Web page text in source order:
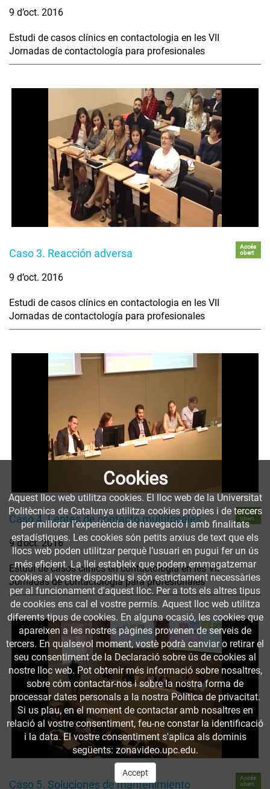
9 d’oct. 2016
Estudi de casos clínics en contactologia en les VII
Jornadas de contactología para profesionales
Caso 3. Reacción adversa
Accés
obert
9 d’oct. 2016
Estudi de casos clínics en contactologia en les VII
Jornadas de contactología para profesionales
Caso 4. Lentes de contacto multifocales
Accés
obert
9 d’oct. 2016
Estudi de casos clínics en contactologia en les VII
Jornadas de contactología para profesionales
Caso 5. Soluciones de mantenimiento
Accés
obert
Cookies
Aquest lloc web utilitza cookies. El lloc web de la Universitat
Politècnica de Catalunya utilitza cookies pròpies i de tercers
per millorar l’experiència de navegació i amb finalitats
estadístiques. Les cookies són petits arxius de text que els
llocs web poden utilitzar perquè l’usuari en pugui fer un ús
més eficient. La llei estableix que podem emmagatzemar
cookies al vostre dispositiu si són estrictament necessàries
per al funcionament d'aquest lloc. Per a tots els altres tipus
de cookies ens cal el vostre permís. Aquest lloc web utilitza
diferents tipus de cookies. En alguna ocasió, les cookies que
apareixen a les nostres pàgines provenen de serveis de
tercers. En qualsevol moment, vostè podrà canviar o retirar el
seu consentiment de la Declaració sobre ús de cookies al
nostre lloc web. Pot obtenir més informació sobre nosaltres,
sobre cóm contactar-nos i sobre la nostra forma de
processar dates personals a la nostra Política de privacitat.
Si us plau, en el moment de contactar amb nosaltres en
relació al vostre consentiment, feu-ne constar la identificació
i la data. El vostre consentiment s'aplica als dominis
següents: zonavideo.upc.edu.
Accept